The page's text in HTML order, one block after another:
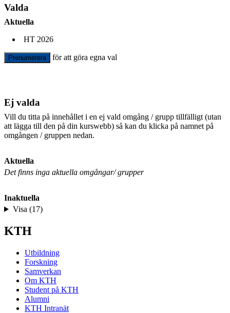
Valda
Aktuella
HT 2026
Prenumerera för att göra egna val
Ej valda
Vill du titta på innehållet i en ej vald omgång / grupp tillfälligt (utan
att lägga till den på din kurswebb) så kan du klicka på namnet på
omgången / gruppen nedan.
Aktuella
Det finns inga aktuella omgångar/ grupper
Inaktuella
Visa (17)
KTH
Utbildning
Forskning
Samverkan
Om KTH
Student på KTH
Alumni
KTH Intranät